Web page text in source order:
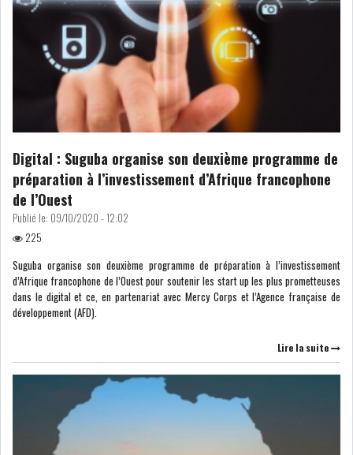
RSS ANALYSES QUOTIDIENNES
RSS ANALYSES HEBDOMADAIRES
SECTEURS
ASSURANCES PHARMACEUTIQUE
BANCAIRE
TRANSPORT
SANTÉ
AUTOMOBILES
CHIMIE
DISTRIBUTION
AUTOMOBILE
Digital : Suguba organise son deuxième programme de
préparation à l’investissement d’Afrique francophone
de l’Ouest
Publié le: 09/10/2020 - 12:02
225
Suguba organise son deuxième programme de préparation à l’investissement
d’Afrique francophone de l’Ouest pour soutenir les start up les plus prometteuses
dans le digital et ce, en partenariat avec Mercy Corps et l’Agence française de
développement (AFD).
Lire la suite